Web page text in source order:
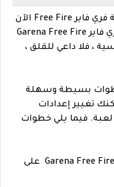
كيفية تغيير إعدادات حساسية فري فاير Free Fire الآن
، إذا كنت مستخدمًا جديدًا لغارينا فري فاير Garena Free Fire
، فلا داعي للقلق ،
بسيطة وسهلة
تغيير إعدادات
فيما يلي خطوات
أولاً ، افتح لعبة فري فاير Garena Free Fire على